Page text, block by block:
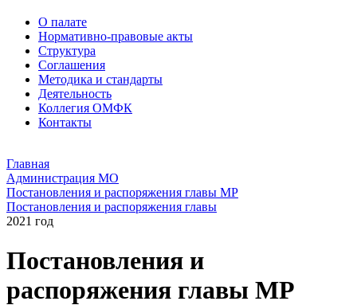
О палате
Нормативно-правовые акты
Структура
Соглашения
Методика и стандарты
Деятельность
Коллегия ОМФК
Контакты
Главная
Администрация МО
Постановления и распоряжения главы МР
Постановления и распоряжения главы
2021 год
Постановления и
распоряжения главы МР